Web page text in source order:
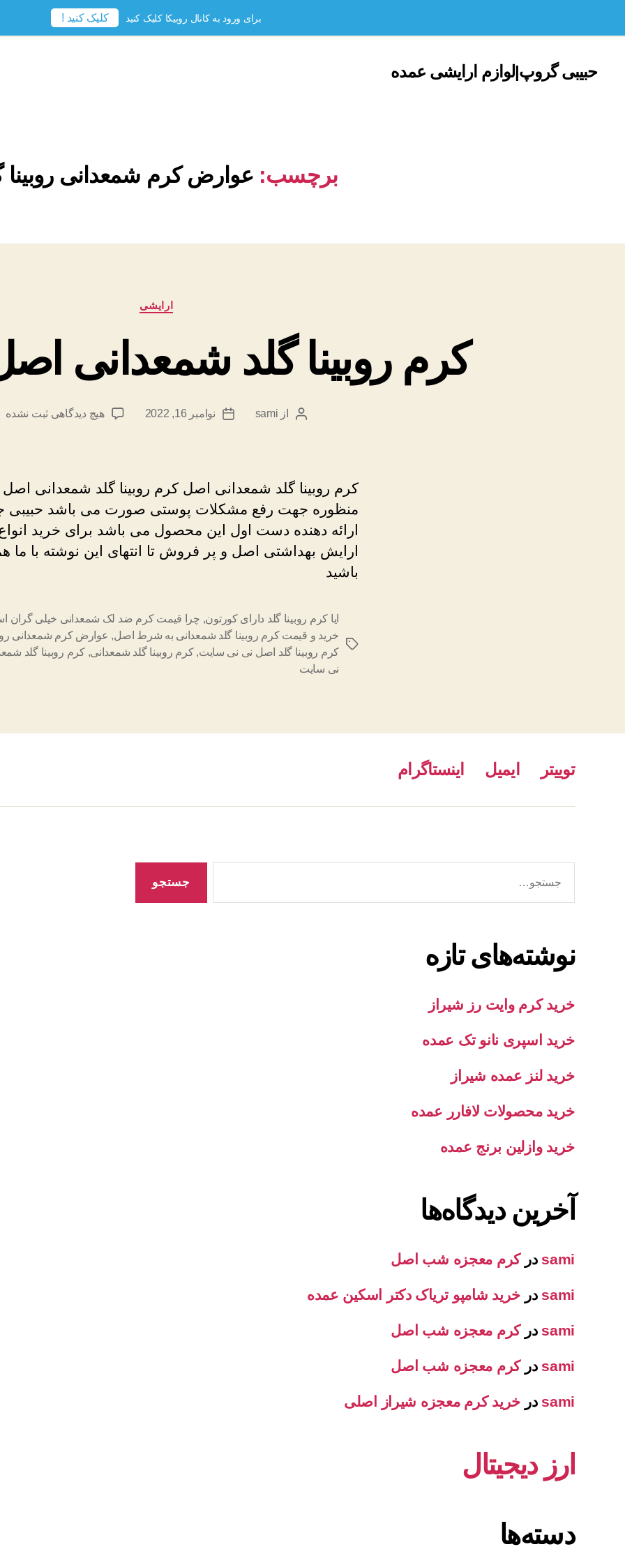
حبیبی گروپ|لوازم ارایشی عمده
برچسب: عوارض کرم شمعدانی روبینا
دسته‌هاارایشی
کرم روبینا گلد شمعدانی
نویسندهٔ
از sami
تاریخنوامبر 16, 2022 هیچ دیدگاهیبرای
شمعدانی
اصل
تضمینی
ثبت نشده
کرم روبینا گلد شمعدانی اصل کرم روبینا گلد شمعدانی اصل
منظوره جهت رفع مشکلات پوستی صورت می باشد حبیبی
ارائه دهنده دست اول این محصول می باشد برای خرید انواع
ارایش بهداشتی اصل و پر فروش تا انتهای این نوشته با ما
باشید
برچسب‌ها
ایا کرم روبینا گلد دارای کورتون, چرا قیمت کرم ضد لک شمعدانی خیلی گران
خرید و قیمت کرم روبینا گلد شمعدانی به شرط اصل, عوارض کرم شمعدانی
کرم روبینا گلد اصل نی نی سایت,کرم روبینا گلد شمعدانی,کرم روبینا گلد
نی سایت
توییتر ایمیل اینستاگرام
نوشته‌های تازه
خرید کرم وایت رز شیراز
خرید اسپری نانو تک عمده
خرید لنز عمده شیراز
خرید محصولات لافارر عمده
خرید وازلین برنج عمده
آخرین دیدگاه‌ها
sami درکرم معجزه شب اصل
sami در خرید شامپو تریاک دکتر اسکین عمده
sami درکرم معجزه شب اصل
sami درکرم معجزه شب اصل
sami در خرید کرم معجزه شیراز اصلی
ارز دیجیتال
دسته‌ها
برای ورود به کانال روبیکا کلیک کنید کلیک کنید !